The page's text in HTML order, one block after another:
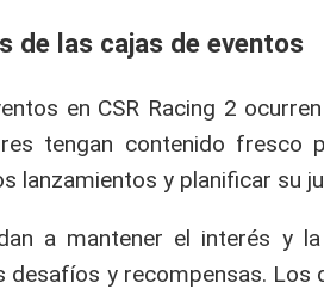
de las cajas de eventos
en CSR Racing 2
tengan contenido fresco
lanzamientos y planificar su
a mantener el interés y
desafíos y recompensas.